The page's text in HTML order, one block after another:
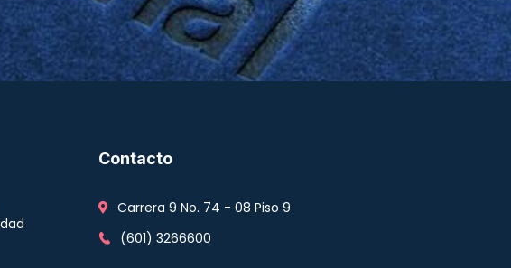
Contacto
Carrera 9 No. 74 - 08 Piso 9
(601) 3266600